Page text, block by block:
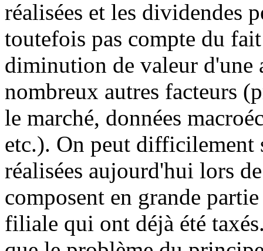
réalisées et les dividendes
toutefois pas compte du
diminution de valeur d'une
nombreux autres facteurs
le marché, données
etc.). On peut difficilement
réalisées aujourd'hui lors
composent en grande
filiale qui ont déjà été